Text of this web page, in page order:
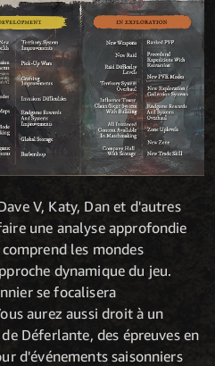
V, Katy, Dan et d'autres
une analyse approfondie
les mondes
dynamique du jeu.
se focalisera
aurez aussi droit à un
Déferlante, des épreuves en
d'événements saisonniers